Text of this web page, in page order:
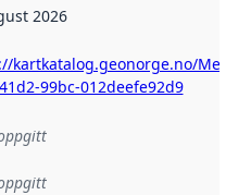
2026
kartkatalog.geonorge.no/
99bc-012deefe92d9